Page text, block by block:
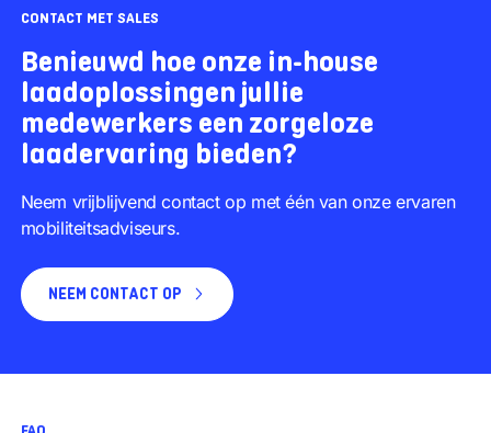
CONTACT MET SALES
Benieuwd hoe onze in-house
laadoplossingen jullie
medewerkers een zorgeloze
laadervaring bieden?
Neem vrijblijvend contact op met één van onze ervaren
mobiliteitsadviseurs.
NEEM CONTACT OP